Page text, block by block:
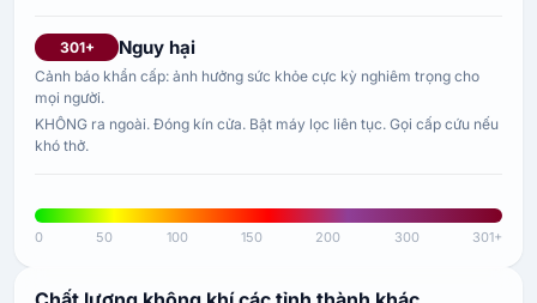
301+ Nguy hại
Cảnh báo khẩn cấp: ảnh hưởng sức khỏe cực kỳ nghiêm trọng cho
mọi người.
KHÔNG ra ngoài. Đóng kín cửa. Bật máy lọc liên tục. Gọi cấp cứu nếu
khó thở.
0 50 100 150 200 300 301+